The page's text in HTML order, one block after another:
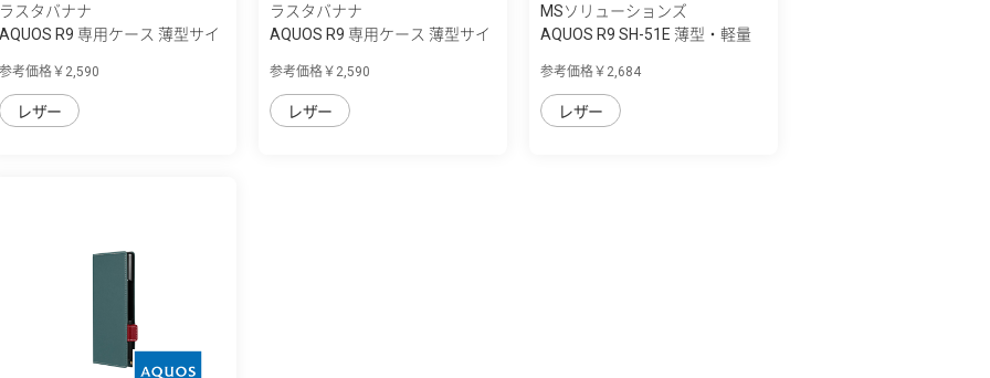
ラスタバナナ
AQUOS R9 専用ケース 薄型サイ
参考価格￥2,590
レザー
ラスタバナナ
AQUOS R9 専用ケース 薄型サイ
参考価格￥2,590
レザー
MSソリューションズ
AQUOS R9 SH-51E 薄型・軽量
参考価格￥2,684
レザー